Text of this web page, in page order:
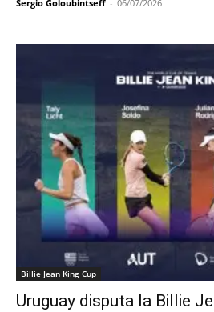
Sergio Goloubintseff - 06/07/2026
Billie Jean King Cup
Uruguay disputa la Billie